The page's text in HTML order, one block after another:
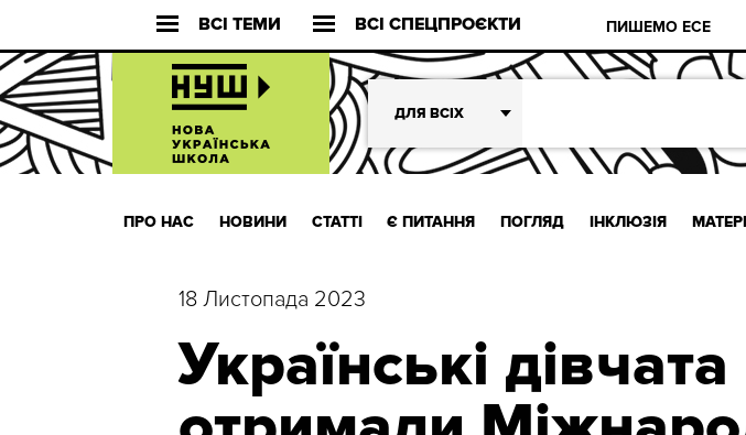
ВСІ ТЕМИ ВСІ СПЕЦПРОЄКТИ ПИШЕМО ЕСЕ
ДЛЯ ВСІХ
ПРО НАС НОВИНИ СТАТТІ Є ПИТАННЯ ПОГЛЯД ІНКЛЮЗІЯ
18 Листопада 2023
Українські дівчата